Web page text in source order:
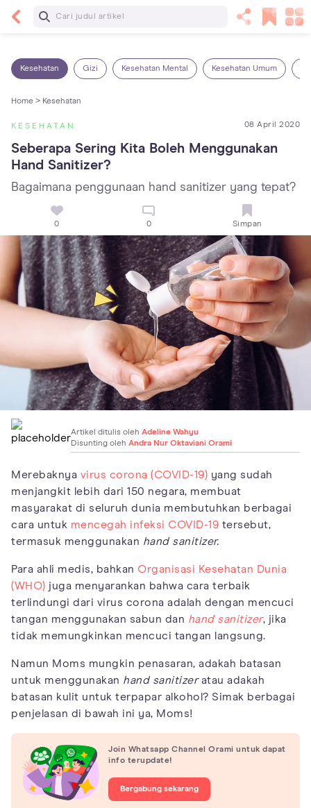
Baca Selanjutnya
Kesehatan Gizi Kesehatan Mental Kesehatan Umum
Home > Kesehatan
KESEHATAN 08 April 2020
Seberapa Sering Kita Boleh Menggunakan
Hand Sanitizer?
Bagaimana penggunaan hand sanitizer yang tepat?
0 0 Simpan
Artikel ditulis oleh Adeline Wahyu
Disunting oleh Andra Nur Oktaviani Orami
Merebaknya virus corona (COVID-19) yang sudah
menjangkit lebih dari 150 negara, membuat
masyarakat di seluruh dunia membutuhkan berbagai
cara untuk mencegah infeksi COVID-19 tersebut,
termasuk menggunakan hand sanitizer.
Para ahli medis, bahkan Organisasi Kesehatan Dunia
(WHO) juga menyarankan bahwa cara terbaik
terlindungi dari virus corona adalah dengan mencuci
tangan menggunakan sabun dan hand sanitizer, jika
tidak memungkinkan mencuci tangan langsung.
Namun Moms mungkin penasaran, adakah batasan
untuk menggunakan hand sanitizeratau adakah
batasan kulit untuk terpapar alkohol? Simak berbagai
penjelasan di bawah ini ya, Moms!
Join Whatsapp Channel Orami untuk dapat
info terupdate!
Bergabung sekarang